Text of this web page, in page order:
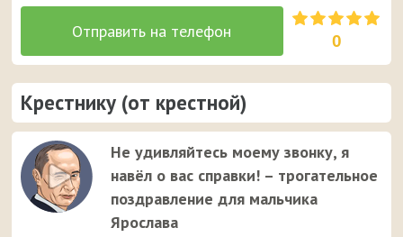
0
Крестнику (от крестной)
Не удивляйтесь моему звонку, я
навёл о вас справки! – трогательное
поздравление для мальчика
Ярослава